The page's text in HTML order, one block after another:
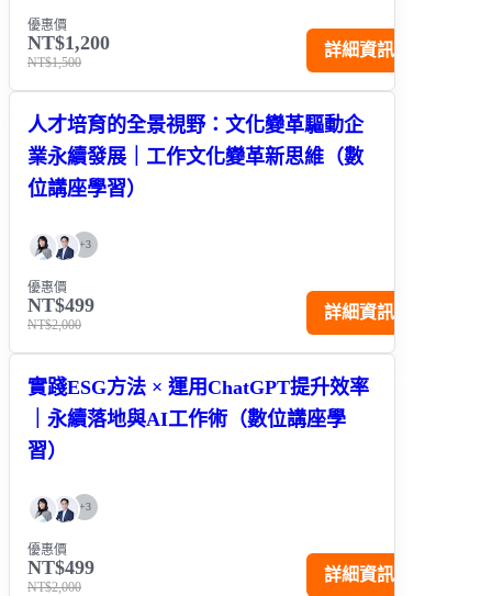
優惠價
NT$1,200
NT$1,500
詳細資訊
人才培育的全景視野：文化變革驅動企
業永續發展｜工作文化變革新思維（數
位講座學習）
+3
優惠價
NT$499
NT$2,000
詳細資訊
實踐ESG方法 × 運用ChatGPT提升效率
｜永續落地與AI工作術（數位講座學
習）
+3
優惠價
NT$499
NT$2,000
詳細資訊